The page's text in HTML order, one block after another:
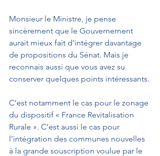
Monsieur le Ministre, je pense
sincèrement que le Gouvernement
aurait mieux fait d’intégrer davantage
de propositions du Sénat. Mais je
reconnais aussi que vous avez su
conserver quelques points intéressants.
C’est notamment le cas pour le zonage
du dispositif « France Revitalisation
Rurale ». C’est aussi le cas pour
l’intégration des communes nouvelles
à la grande souscription voulue par le